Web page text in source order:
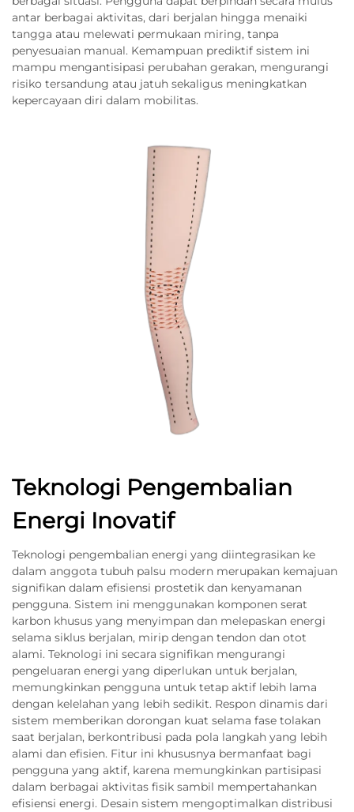
antar berbagai aktivitas, dari berjalan hingga menaiki
tangga atau melewati permukaan miring, tanpa
penyesuaian manual. Kemampuan prediktif sistem ini
mampu mengantisipasi perubahan gerakan, mengurangi
risiko tersandung atau jatuh sekaligus meningkatkan
kepercayaan diri dalam mobilitas.
Teknologi Pengembalian
Energi Inovatif
Teknologi pengembalian energi yang diintegrasikan ke
dalam anggota tubuh palsu modern merupakan kemajuan
signifikan dalam efisiensi prostetik dan kenyamanan
pengguna. Sistem ini menggunakan komponen serat
karbon khusus yang menyimpan dan melepaskan energi
selama siklus berjalan, mirip dengan tendon dan otot
alami. Teknologi ini secara signifikan mengurangi
pengeluaran energi yang diperlukan untuk berjalan,
memungkinkan pengguna untuk tetap aktif lebih lama
dengan kelelahan yang lebih sedikit. Respon dinamis dari
sistem memberikan dorongan kuat selama fase tolakan
saat berjalan, berkontribusi pada pola langkah yang lebih
alami dan efisien. Fitur ini khususnya bermanfaat bagi
pengguna yang aktif, karena memungkinkan partisipasi
dalam berbagai aktivitas fisik sambil mempertahankan
efisiensi energi. Desain sistem mengoptimalkan distribusi